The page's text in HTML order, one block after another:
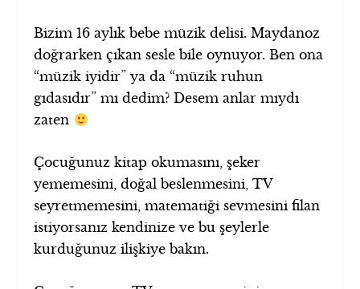
Bizim 16 aylık bebe müzik delisi. Maydanoz
doğrarken çıkan sesle bile oynuyor. Ben ona
“müzik iyidir” ya da “müzik ruhun
gıdasıdır” mı dedim? Desem anlar mıydı
zaten
Çocuğunuz kitap okumasını, şeker
yememesini, doğal beslenmesini, TV
seyretmemesini, matematiği sevmesini filan
istiyorsanız kendinize ve bu şeylerle
kurduğunuz ilişkiye bakın.